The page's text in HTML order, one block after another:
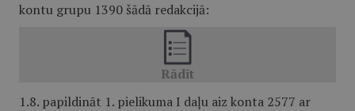
kontu grupu 1390 šādā redakcijā:
1.8. papildināt 1. pielikuma I daļu aiz konta 2577 ar